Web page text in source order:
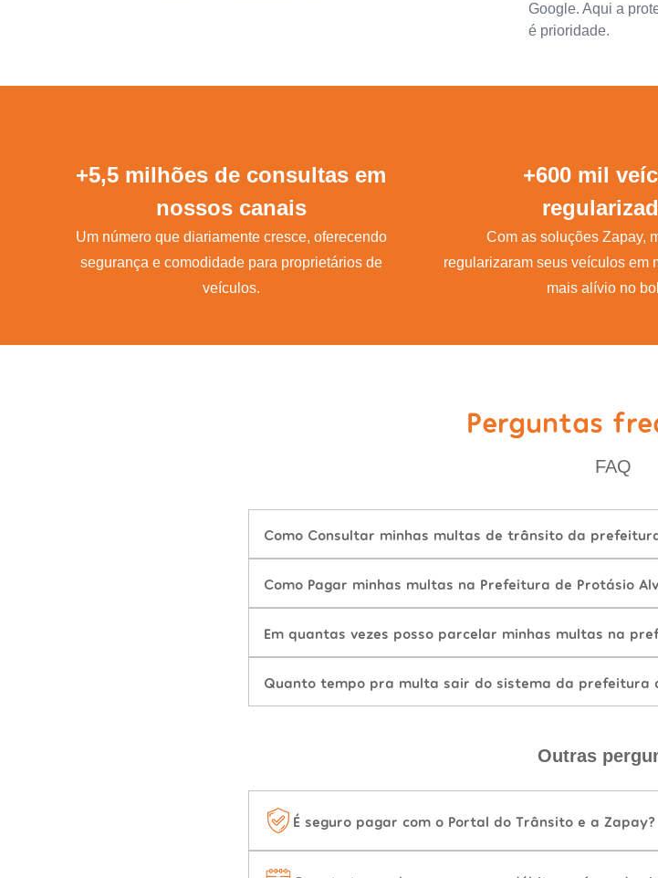
Google. Aqui a
é prioridade.
+5,5 milhões de consultas em
nossos canais
Um número que diariamente cresce, oferecendo
segurança e comodidade para proprietários de
veículos.
+600 mil
Com as soluções Zapay,
regularizaram seus veículos em
mais alívio no
Perguntas
FAQ
Como Consultar minhas multas de trânsito da
Como Pagar minhas multas na Prefeitura de Protásio
Em quantas vezes posso parcelar minhas multas na
Quanto tempo pra multa sair do sistema da prefeitura
Outras
É seguro pagar com o Portal do Trânsito e a Zapay?